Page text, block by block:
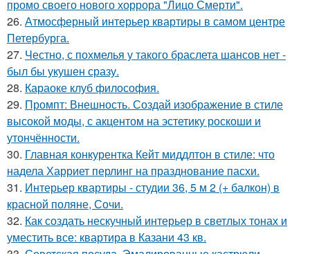
промо своего нового хоррора "Лицо Смерти".
26. Атмосферный интерьер квартиры в самом центре
Петербурга.
27. Честно, с похмелья у такого браслета шансов нет -
был бы укушен сразу.
28. Караоке клуб философия.
29. Промпт: Внешность. Создай изображение в стиле
высокой моды, с акцентом на эстетику роскоши и
утончённости.
30. Главная конкурентка Кейт миддлтон в стиле: что
надела Харриет перлинг на празднование пасхи.
31. Интерьер квартиры - студии 36, 5 м 2 (+ балкон) в
красной поляне, Сочи.
32. Как создать нескучный интерьер в светлых тонах и
уместить все: квартира в Казани 43 кв.